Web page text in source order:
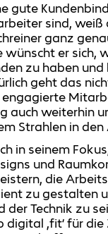
gute
sind, weiß
ganz
wünscht er sich,
zu haben
geht das
auch weiterhin
Strahlen in den
in seinem
und
die
zu gestalten
der Technik zu
digital ,fit‘ für